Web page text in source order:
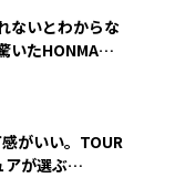
ないとわからな
いたHONMA
がいい。TOUR
アが選ぶ